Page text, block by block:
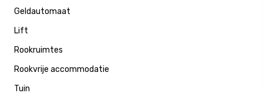
Geldautomaat
Lift
Rookruimtes
Rookvrije accommodatie
Tuin